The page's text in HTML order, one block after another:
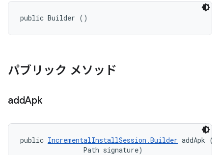
public Builder ()
パブリック メソッド
addApk
public IncrementalInstallSession.Builder addApk
                Path signature)